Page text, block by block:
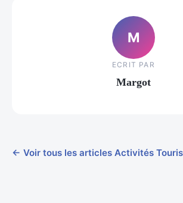
M
ECRIT PAR
Margot
← Voir tous les articles Activités